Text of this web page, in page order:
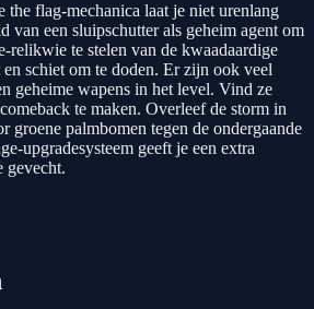
the flag-mechanica laat je niet urenlang
van een sluipschutter als geheim agent om
relikwie te stelen van de kwaadaardige
schiet om te doden. Er zijn ook veel
geheime wapens in het level. Vind ze
te maken. Overleef de storm in
groene palmbomen tegen de ondergaande
upgradesysteem geeft je een extra
gevecht.